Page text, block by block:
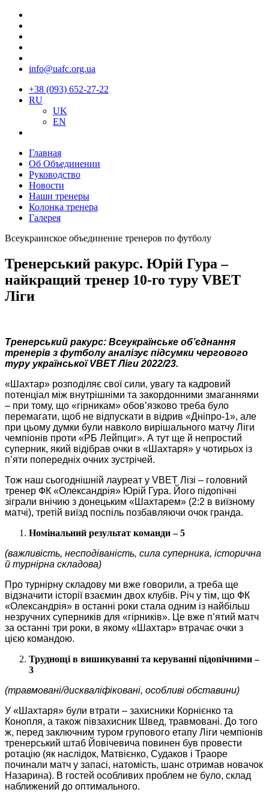
info@uafc.org.ua
+38 (093) 652-27-22
RU
UK
EN
Главная
Об Объединении
Руководство
Новости
Наши тренеры
Колонка тренера
Галерея
Всеукраинское объединение тренеров по футболу
Тренерський ракурс. Юрій Гура –
найкращий тренер 10-го туру VBET
Ліги
Тренерський ракурс: Всеукраїнське об’єднання
тренерів з футболу аналізує підсумки чергового
туру української VBET Ліги 2022/23.
«Шахтар» розподіляє свої сили, увагу та кадровий
потенціал між внутрішніми та закордонними змаганнями
– при тому, що «гірникам» обов’язково треба було
перемагати, щоб не відпускати в відрив «Дніпро-1», але
при цьому думки були навколо вирішального матчу Ліги
чемпіонів проти «РБ Лейпциг». А тут ще й непростий
суперник, який відібрав очки в «Шахтаря» у чотирьох із
п’яти попередніх очних зустрічей.
Тож наш сьогоднішній лауреат у VBET Лізі – головний
тренер ФК «Олександрія» Юрій Гура. Його підопічні
зіграли внічию з донецьким «Шахтарем» (2:2 в виїзному
матчі), третій виїзд поспіль позбавляючи очок гранда.
Номінальний результат команди – 5
(важливість, несподіваність, сила суперника, історична
й турнірна складова)
Про турнірну складову ми вже говорили, а треба ще
відзначити історії взаємин двох клубів. Річ у тім, що ФК
«Олександрія» в останні роки стала одним із найбільш
незручних суперників для «гірників». Це вже п’ятий матч
за останні три роки, в якому «Шахтар» втрачає очки з
цією командою.
Труднощі в вишикуванні та керуванні підопічними –
3
(травмовані/дискваліфіковані, особливі обставини)
У «Шахтаря» були втрати – захисники Корнієнко та
Конопля, а також півзахисник Швед, травмовані. До того
ж, перед заключним туром групового етапу Ліги чемпіонів
тренерський штаб Йовічевича повинен був провести
ротацію (як наслідок, Матвієнко, Судаков і Траоре
починали матч у запасі, натомість, шанс отримав новачок
Назарина). В гостей особливих проблем не було, склад
наближений до оптимального.